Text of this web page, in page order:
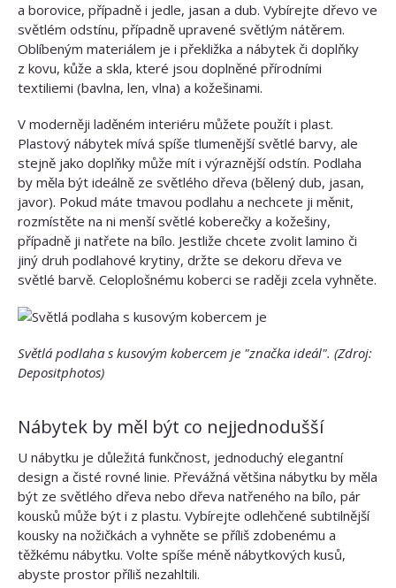
a borovice, případně i jedle, jasan a dub. Vybírejte dřevo ve
světlém odstínu, případně upravené světlým nátěrem.
Oblíbeným materiálem je i překližka a nábytek či doplňky
z kovu, kůže a skla, které jsou doplněné přírodními
textiliemi (bavlna, len, vlna) a kožešinami.
V moderněji laděném interiéru můžete použít i plast.
Plastový nábytek mívá spíše tlumenější světlé barvy, ale
stejně jako doplňky může mít i výraznější odstín. Podlaha
by měla být ideálně ze světlého dřeva (bělený dub, jasan,
javor). Pokud máte tmavou podlahu a nechcete ji měnit,
rozmístěte na ni menší světlé koberečky a kožešiny,
případně ji natřete na bílo. Jestliže chcete zvolit lamino či
jiný druh podlahové krytiny, držte se dekoru dřeva ve
světlé barvě. Celoplošnému koberci se raději zcela vyhněte.
Světlá podlaha s kusovým kobercem je "značka ideál". (Zdroj:
Depositphotos)
Nábytek by měl být co nejjednodušší
U nábytku je důležitá funkčnost, jednoduchý elegantní
design a čisté rovné linie. Převážná většina nábytku by měla
být ze světlého dřeva nebo dřeva natřeného na bílo, pár
kousků může být i z plastu. Vybírejte odlehčené subtilnější
kousky na nožičkách a vyhněte se příliš zdobenému a
těžkému nábytku. Volte spíše méně nábytkových kusů,
abyste prostor příliš nezahltili.